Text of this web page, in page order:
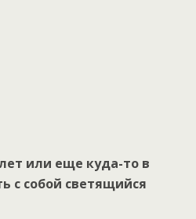
или еще куда-то в
с собой светящийся